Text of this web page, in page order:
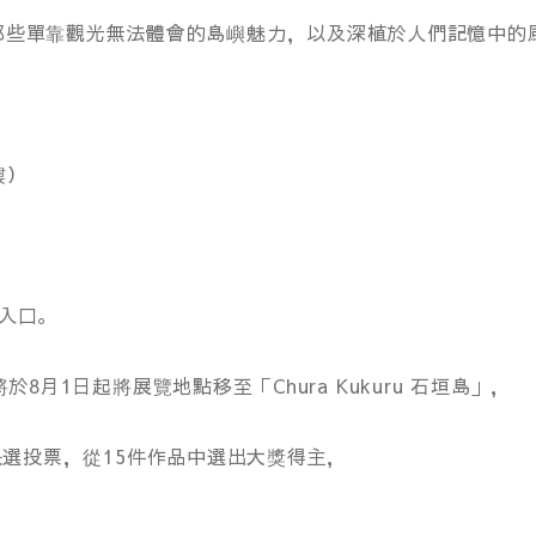
單靠觀光無法體會的島嶼魅力，以及深植於人們記憶中的
。
8月1日起將展覽地點移至「Chura Kukuru 石垣島」，
投票，從15件作品中選出大獎得主，